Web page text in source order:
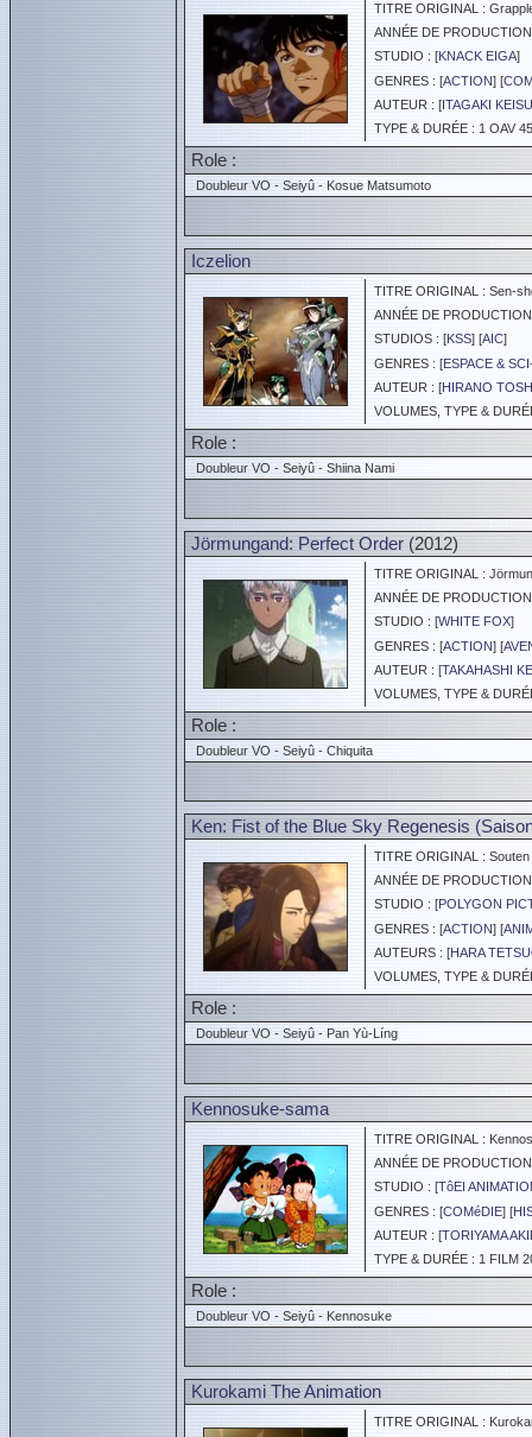
TITRE ORIGINAL :
ANNÉE DE
STUDIO : [KNACK EIGA]
GENRES : [ACTION] [
AUTEUR : [ITAGAKI
TYPE & DURÉE : 1 OAV
Role :
Doubleur VO - Seiyû - Kosue Matsumoto
Iczelion
TITRE ORIGINAL : Sen-
ANNÉE DE
STUDIOS : [KSS] [AIC]
GENRES : [ESPACE &
AUTEUR : [HIRANO
VOLUMES, TYPE &
Role :
Doubleur VO - Seiyû - Shiina Nami
Jörmungand: Perfect Order (2012)
TITRE ORIGINAL :
ANNÉE DE
STUDIO : [WHITE FOX]
GENRES : [ACTION] [
AUTEUR : [TAKAHASHI
VOLUMES, TYPE &
Role :
Doubleur VO - Seiyû - Chiquita
Ken: Fist of the Blue Sky Regenesis
TITRE ORIGINAL :
ANNÉE DE
STUDIO : [POLYGON
GENRES : [ACTION] [
AUTEURS : [HARA
VOLUMES, TYPE &
Role :
Doubleur VO - Seiyû - Pan Yù-Líng
Kennosuke-sama
TITRE ORIGINAL :
ANNÉE DE
STUDIO : [TôEI
GENRES : [COMéDIE] [
AUTEUR : [TORIYAMA
TYPE & DURÉE : 1 FILM
Role :
Doubleur VO - Seiyû - Kennosuke
Kurokami The Animation
TITRE ORIGINAL :